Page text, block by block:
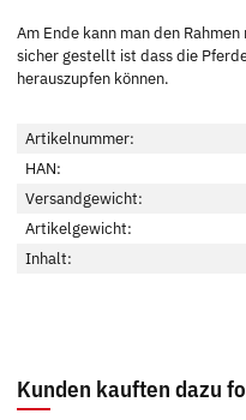
Am Ende kann man den
sicher gestellt ist dass die
herauszupfen können.
Artikelnummer:
HAN:
Versandgewicht:
Artikelgewicht:
Inhalt:
Kunden kauften dazu